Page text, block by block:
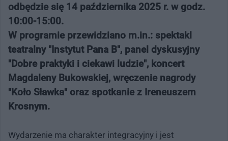
odbędzie się 14 października 2025 r. w godz.
10:00-15:00.
W programie przewidziano m.in.: spektakl
teatralny "Instytut Pana B", panel dyskusyjny
"Dobre praktyki i ciekawi ludzie", koncert
Magdaleny Bukowskiej, wręczenie nagrody
"Koło Sławka" oraz spotkanie z Ireneuszem
Krosnym.
Wydarzenie ma charakter integracyjny i jest